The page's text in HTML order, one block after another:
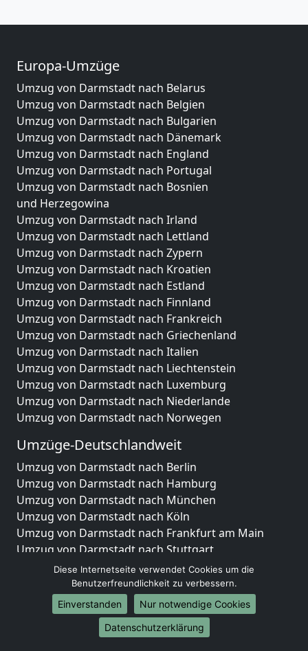
Europa-Umzüge
Umzug von Darmstadt nach Belarus
Umzug von Darmstadt nach Belgien
Umzug von Darmstadt nach Bulgarien
Umzug von Darmstadt nach Dänemark
Umzug von Darmstadt nach England
Umzug von Darmstadt nach Portugal
Umzug von Darmstadt nach Bosnien
und Herzegowina
Umzug von Darmstadt nach Irland
Umzug von Darmstadt nach Lettland
Umzug von Darmstadt nach Zypern
Umzug von Darmstadt nach Kroatien
Umzug von Darmstadt nach Estland
Umzug von Darmstadt nach Finnland
Umzug von Darmstadt nach Frankreich
Umzug von Darmstadt nach Griechenland
Umzug von Darmstadt nach Italien
Umzug von Darmstadt nach Liechtenstein
Umzug von Darmstadt nach Luxemburg
Umzug von Darmstadt nach Niederlande
Umzug von Darmstadt nach Norwegen
Umzüge-Deutschlandweit
Umzug von Darmstadt nach Berlin
Umzug von Darmstadt nach Hamburg
Umzug von Darmstadt nach München
Umzug von Darmstadt nach Köln
Umzug von Darmstadt nach Frankfurt am Main
Umzug von Darmstadt nach Stuttgart
Umzug von Darmstadt nach Düsseldorf
Umzug von Darmstadt nach Leipzig
Umzug von Darmstadt nach Dortmund
Umzug von Darmstadt nach Essen
Umzug von Darmstadt nach Bremen
Diese Internetseite verwendet Cookies um die
Benutzerfreundlichkeit zu verbessern.
Einverstanden
Nur notwendige Cookies
Datenschutzerklärung